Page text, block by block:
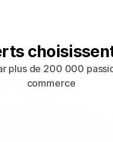
plus de 200 000
commerce